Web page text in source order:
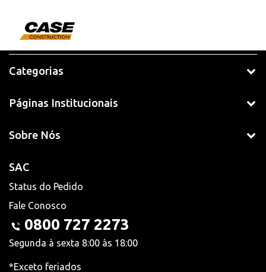
Categorias
Páginas Institucionais
Sobre Nós
SAC
Status do Pedido
Fale Conosco
0800 727 2273
Segunda à sexta 8:00 às 18:00
*Exceto feriados